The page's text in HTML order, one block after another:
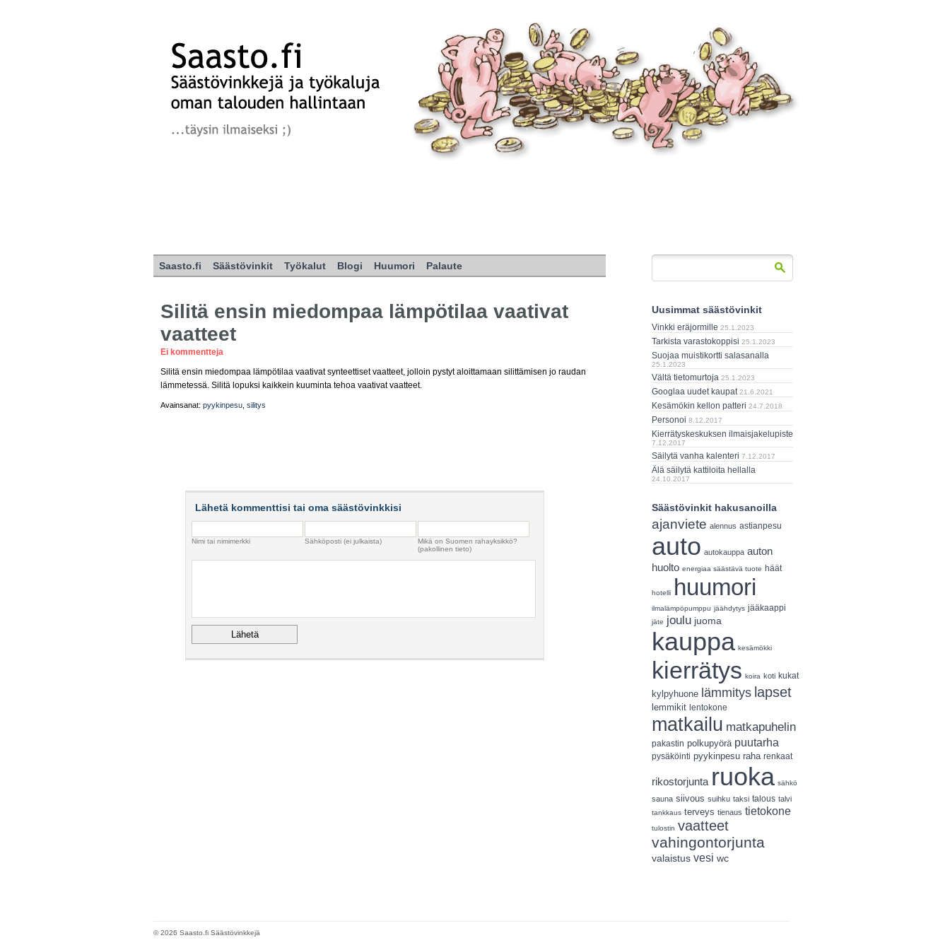
Saasto.fi Säästövinkit Työkalut Blogi Huumori Palaute
Silitä ensin miedompaa lämpötilaa vaativat
vaatteet
Ei kommentteja
Silitä ensin miedompaa lämpötilaa vaativat synteettiset vaatteet, jolloin pystyt aloittamaan silittämisen jo raudan
lämmetessä. Silitä lopuksi kaikkein kuuminta tehoa vaativat vaatteet.
Avainsanat: pyykinpesu silitys
Lähetä kommenttisi tai oma säästövinkkisi
Nimi tai nimimerkki Sähköposti (ei julkaista)
Mikä on Suomen rahayksikkö?
(pakollinen tieto)
Uusimmat säästövinkit
Vinkki eräjormille 25.1.2023
Tarkista varastokoppisi 25.1.2023
Suojaa muistikortti salasanalla
25.1.2023
Vältä tietomurtoja 25.1.2023
Googlaa uudet kaupat 21.6.2021
Kesämökin kellon patteri 24.7.2018
Personoi 8.12.2017
Kierrätyskeskuksen ilmaisjakelupiste
7.12.2017
Säilytä vanha kalenteri 7.12.2017
Älä säilytä kattiloita hellalla
24.10.2017
Säästövinkit hakusanoilla
ajanviete alennus astianpesu
auto autokauppa auton
huolto energiaa säästävä tuote häät
hotelli huumori
ilmalämpöpumppu jäähdytys jääkaappi
jäte joulu juoma
kauppa kesämökki
kierrätys koira koti kukat
kylpyhuone lämmitys lapset
lemmikit lentokone
matkailu matkapuhelin
pakastin polkupyörä puutarha
pysäköinti pyykinpesu raha renkaat
rikostorjunta ruoka sähkö
sauna siivous suihku taksi talous talvi
tankkaus terveys tienaus tietokone
tulostin vaatteet
vahingontorjunta
valaistus vesi wc
© 2026 Saasto.fi Säästövinkkejä